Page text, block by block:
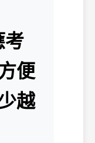
考
便
越